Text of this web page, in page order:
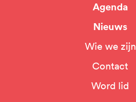
Agenda
Nieuws
Wie we zijn
Contact
Word lid